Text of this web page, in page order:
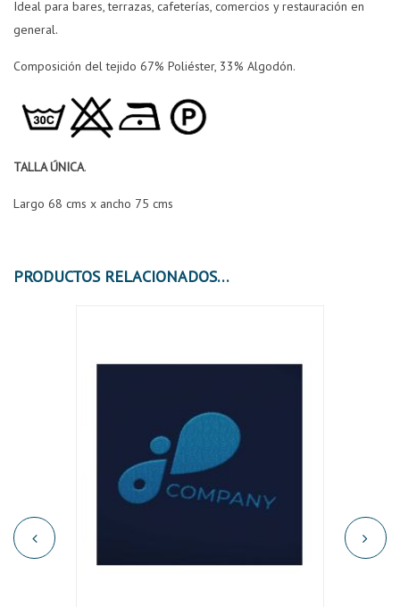
Ideal para bares, terrazas, cafeterías, comercios y restauración en
general.
Composición del tejido 67% Poliéster, 33% Algodón.
TALLA ÚNICA.
Largo 68 cms x ancho 75 cms
PRODUCTOS RELACIONADOS